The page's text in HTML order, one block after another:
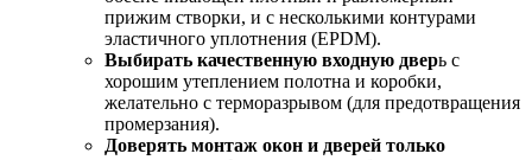
прижим створки, и с несколькими контурами
эластичного уплотнения (EPDM).
Выбирать качественную входную дверь с
хорошим утеплением полотна и коробки,
желательно с терморазрывом (для предотвращения
промерзания).
Доверять монтаж окон и дверей только